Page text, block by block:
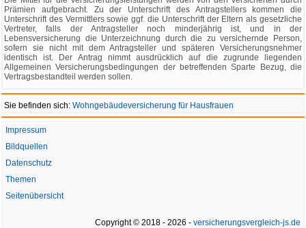
Prämien aufgebracht. Zu der Unterschrift des Antragstellers kommen die
Unterschrift des Vermittlers sowie ggf. die Unterschrift der Eltern als gesetzliche
Vertreter, falls der Antragsteller noch minderjährig ist, und in der
Lebensversicherung die Unterzeichnung durch die zu versichernde Person,
sofern sie nicht mit dem Antragsteller und späteren Versicherungsnehmer
identisch ist. Der Antrag nimmt ausdrücklich auf die zugrunde liegenden
Allgemeinen Versicherungsbedingungen der betreffenden Sparte Bezug, die
Vertragsbestandteil werden sollen.
Sie befinden sich: Wohngebäudeversicherung für Hausfrauen
Impressum
Bildquellen
Datenschutz
Themen
Seitenübersicht
Copyright © 2018 - 2026 - versicherungsvergleich-js.de